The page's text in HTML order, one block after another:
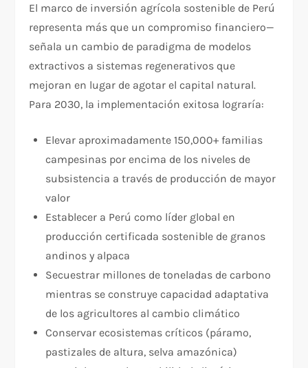
El marco de inversión agrícola sostenible de Perú
representa más que un compromiso financiero—
señala un cambio de paradigma de modelos
extractivos a sistemas regenerativos que
mejoran en lugar de agotar el capital natural.
Para 2030, la implementación exitosa lograría:
Elevar aproximadamente 150,000+ familias
campesinas por encima de los niveles de
subsistencia a través de producción de mayor
valor
Establecer a Perú como líder global en
producción certificada sostenible de granos
andinos y alpaca
Secuestrar millones de toneladas de carbono
mientras se construye capacidad adaptativa
de los agricultores al cambio climático
Conservar ecosistemas críticos (páramo,
pastizales de altura, selva amazónica)